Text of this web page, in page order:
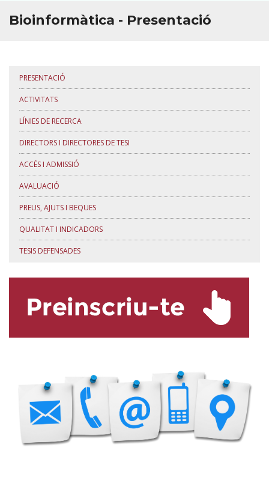
Bioinformàtica - Presentació
PRESENTACIÓ
ACTIVITATS
LÍNIES DE RECERCA
DIRECTORS I DIRECTORES DE TESI
ACCÉS I ADMISSIÓ
AVALUACIÓ
PREUS, AJUTS I BEQUES
QUALITAT I INDICADORS
TESIS DEFENSADES